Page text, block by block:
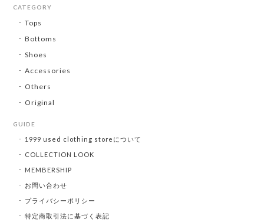
CATEGORY
Tops
Bottoms
Shoes
Accessories
Others
Original
GUIDE
1999 used clothing storeについて
COLLECTION LOOK
MEMBERSHIP
お問い合わせ
プライバシーポリシー
特定商取引法に基づく表記